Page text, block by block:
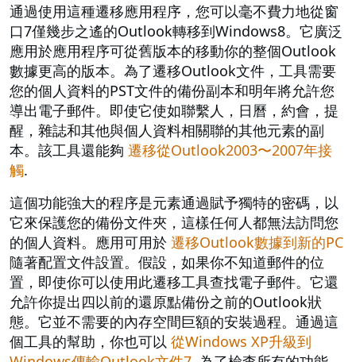
通過使用這種遷移應用程序，您可以毫不費力地從窗
口7僅幾步之遙的Outlook轉移到Windows8。它廣泛
應用於應用程序可從舊版本的移動你的整個Outlook
數據更高的版本。為了遷移Outlook文件，工具需要
您的個人資料的PST文件的備份副本和明年將允許您
導出電子郵件。即使它使如聯繫人，日曆，約會，提
醒，雜誌和其他與個人資料相關聯的其他元素的副
本。該工具還能夠 遷移從Outlook2003〜2007年接
觸.
這個功能強大的程序是元素通過賦予獨特的密碼，以
它來保護您的備份文件夾，這樣任何人都無法訪問您
的個人資料。應用可用於 遷移Outlook數據到新的PC
隨著配置文件設置。假設，如果你不知道郵件的位
置，即使你可以使用此遷移工具查找電子郵件。它還
允許你提出四以前的還原點備份之前的Outlook狀
態。它並不需要的內存空間巨額的安裝過程。通過這
個工具的幫助，你也可以 從Windows XP升級到